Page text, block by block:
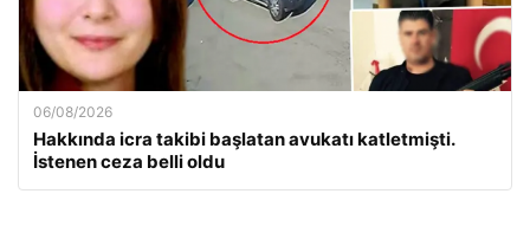
06/08/2026
Hakkında icra takibi başlatan avukatı katletmişti.
İstenen ceza belli oldu